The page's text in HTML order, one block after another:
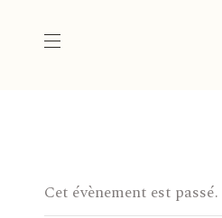
Cet évènement est passé.